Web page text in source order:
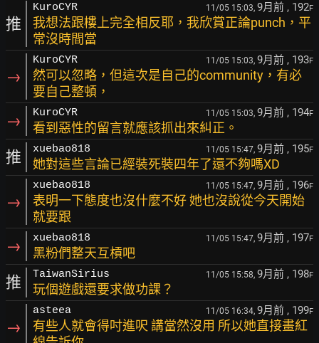
推
KuroCYR 11/05 15:03, 9月前 , 192F
我想法跟樓上完全相反耶，我欣賞正論punch，平
常沒時間當
→
KuroCYR 11/05 15:03, 9月前 , 193F
然可以忽略，但這次是自己的community，有必
要自己整頓，
→ KuroCYR 11/05 15:03, 9月前 , 194F
看到惡性的留言就應該抓出來糾正。
推 xuebao818 11/05 15:47, 9月前 , 195F
她對這些言論已經裝死裝四年了還不夠嗎XD
→
xuebao818 11/05 15:47, 9月前 , 196F
表明一下態度也沒什麼不好 她也沒說從今天開始
就要跟
→ xuebao818 11/05 15:47, 9月前 , 197F
黑粉們整天互槓吧
推 TaiwanSirius 11/05 15:58, 9月前 , 198F
玩個遊戲還要求做功課？
→
asteea 11/05 16:34, 9月前 , 199F
有些人就會得吋進呎 講當然沒用 所以她直接畫紅